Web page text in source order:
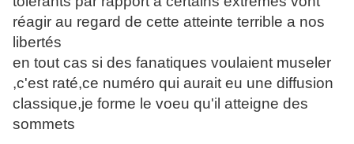
réagir au regard de cette atteinte terrible a nos
libertés
en tout cas si des fanatiques voulaient museler
,c'est raté,ce numéro qui aurait eu une diffusion
classique,je forme le voeu qu'il atteigne des
sommets